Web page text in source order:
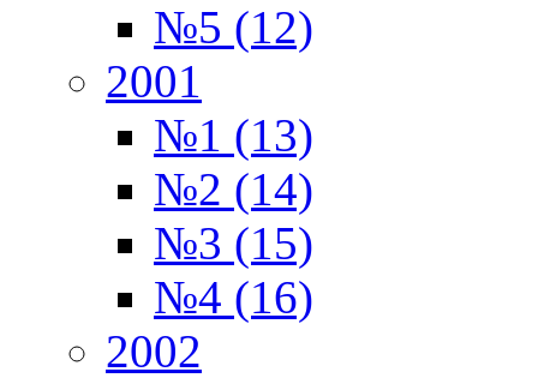
№5 (12)
2001
№1 (13)
№2 (14)
№3 (15)
№4 (16)
2002